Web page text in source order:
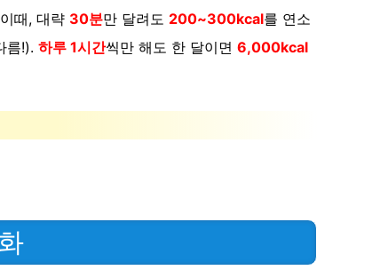
때, 대략 30분만 달려도 200~300kcal를 연소
름!). 하루 1시간씩만 해도 한 달이면 6,000kcal